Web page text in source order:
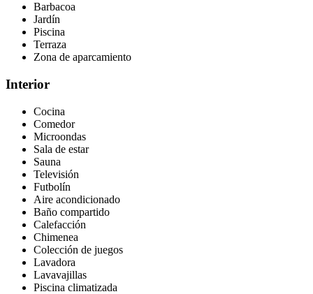
Barbacoa
Jardín
Piscina
Terraza
Zona de aparcamiento
Interior
Cocina
Comedor
Microondas
Sala de estar
Sauna
Televisión
Futbolín
Aire acondicionado
Baño compartido
Calefacción
Chimenea
Colección de juegos
Lavadora
Lavavajillas
Piscina climatizada